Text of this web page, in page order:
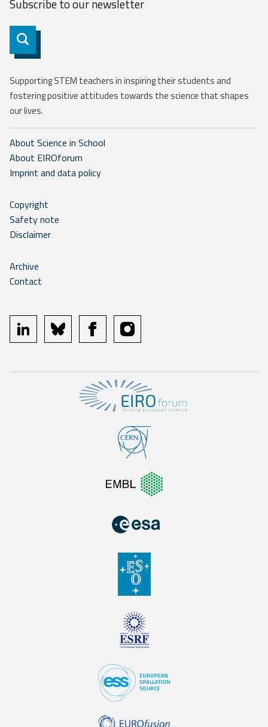
Subscribe to ournewsletter
Subscribe
Supporting STEM teachers in inspiring their students and
fostering positive attitudes towards the science that shapes
our lives.
About Science in School
About EIROforum
Imprint and data policy
Copyright
Safety note
Disclaimer
Archive
Contact
linkedin bluesky facebookinstagram